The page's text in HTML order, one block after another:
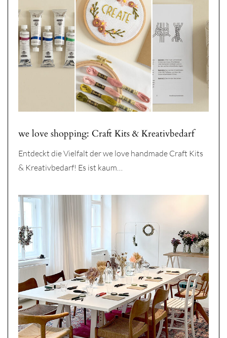
we love shopping: Craft Kits & Kreativbedarf
Entdeckt die Vielfalt der we love handmade Craft Kits
& Kreativbedarf! Es ist kaum…